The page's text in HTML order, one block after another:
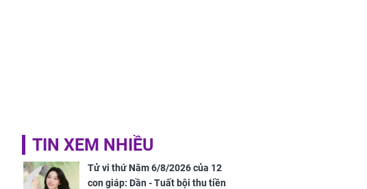
TIN XEM NHIỀU
Tử vi thứ Năm 6/8/2026 của 12
con giáp: Dần - Tuất bội thu tiền